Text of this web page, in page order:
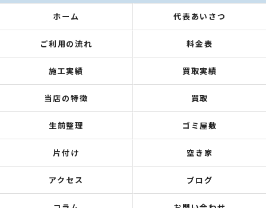
ホーム 代表あいさつ
ご利用の流れ 料金表
施工実績 買取実績
当店の特徴 買取
生前整理 ゴミ屋敷
片付け 空き家
アクセス ブログ